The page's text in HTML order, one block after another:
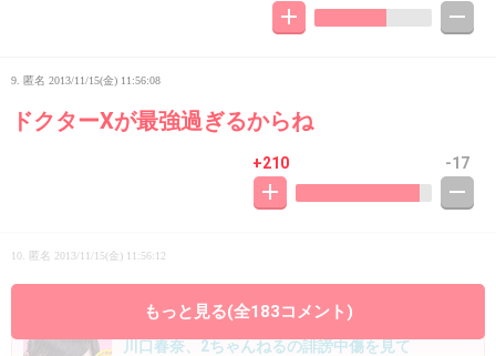
9. 匿名 2013/11/15(金) 11:56:08
ドクターXが最強過ぎるからね
+210 -17
10. 匿名 2013/11/15(金) 11:56:12
主演の子、大丈夫かなあ・・・・
川口春奈、2ちゃんねるの誹謗中傷を見て
もっと見る(全183コメント)